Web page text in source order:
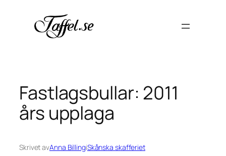
innehåll
Fastlagsbullar: 2011
års upplaga
Skrivet avAnna BillingiSkånska skafferiet